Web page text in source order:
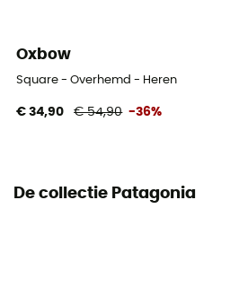
Oxbow
Square - Overhemd - Heren
€ 34,90 € 54,90 -36%
De collectie Patagonia